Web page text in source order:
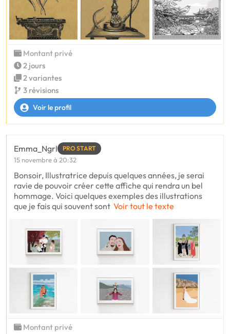
Montant privé
2 jours
2 variantes
3 révisions
Voir le profil
Emma_Ngrl PRO START
15 novembre à 20:32
Bonsoir, Illustratrice depuis quelques années, je serai
ravie de pouvoir créer cette affiche qui rendra un bel
hommage. Voici quelques exemples des illustrations
que je fais qui souvent sont Voir tout le texte
Montant privé